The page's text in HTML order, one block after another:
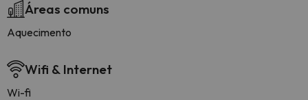
Áreas comuns
Aquecimento
Wifi & Internet
Wi-fi